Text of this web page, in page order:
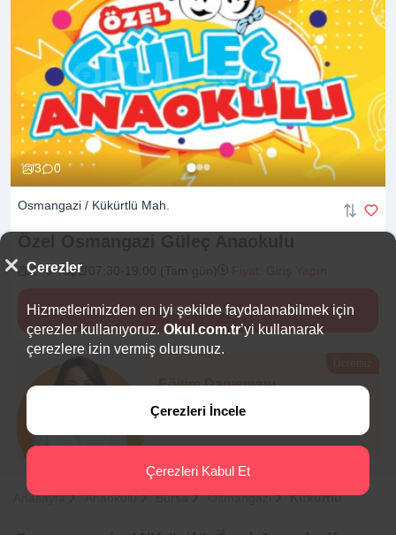
3 0
Osmangazi / Kükürtlü Mah.
2 -6 Yaş
İletişime Geç
Eğitim Danışmanı
Sana en uygun
Anasayfa Anaokulu Bursa Osmangazi Kükürtlü
Çerezler
Hizmetlerimizden en iyi şekilde faydalanabilmek için
çerezler kullanıyoruz. Okul.com.tr’yi kullanarak
çerezlere izin vermiş olursunuz.
Çerezleri İncele
Çerezleri Kabul Et